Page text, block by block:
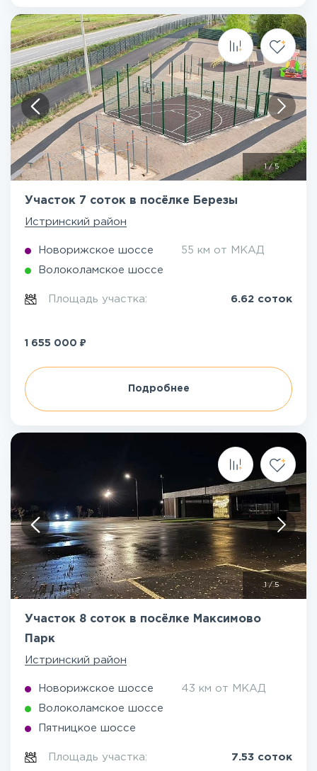
1/5
Участок 7 соток в посёлке Березы
Истринский район
Новорижское шоссе 55 км от МКАД
Волоколамское шоссе
Площадь участка: 6.62 соток
1 655 000 ₽
Подробнее
1 /5
Участок 8 соток в посёлке Максимово
Парк
Истринский район
Новорижское шоссе 43 км от МКАД
Волоколамское шоссе
Пятницкое шоссе
Площадь участка: 7.53 соток